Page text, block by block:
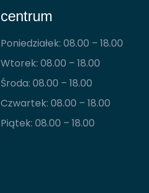
centrum
Poniedziałek: 08.00 – 18.00
Wtorek: 08.00 – 18.00
Środa: 08.00 – 18.00
Czwartek: 08.00 – 18.00
Piątek: 08.00 – 18.00